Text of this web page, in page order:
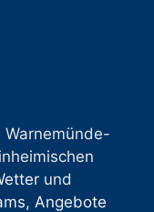
Warnemünde-
und
, Angebote